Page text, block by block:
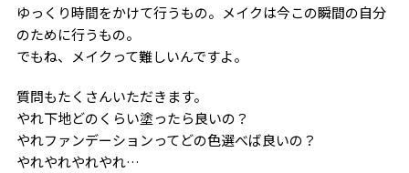
ゆっくり時間をかけて行うもの。メイクは今この瞬間の自分
のために行うもの。
でもね、メイクって難しいんですよ。
質問もたくさんいただきます。
やれ下地どのくらい塗ったら良いの？
やれファンデーションってどの色選べば良いの？
やれやれやれやれ…